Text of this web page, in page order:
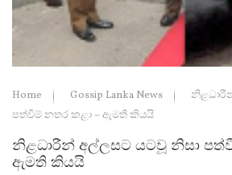
Home Gossip Lanka News
පත්වීම් නතර කළා – ඇමති කියයි
නිළධාරීන් අල්ලසට යටවූ නිසා
ඇමති කියයි